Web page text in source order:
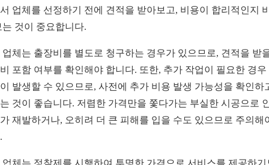
업체를 선정하기 전에 견적을 받아보고, 비용이 합리적인지
는 것이 중요합니다.
업체는 출장비를 별도로 청구하는 경우가 있으므로, 견적을 받
포함 여부를 확인해야 합니다. 또한, 추가 작업이 필요한 경우
발생할 수 있으므로, 사전에 추가 비용 발생 가능성을 확인하
것이 좋습니다. 저렴한 가격만을 쫓다가는 부실한 시공으로
재발하거나, 오히려 더 큰 피해를 입을 수도 있으므로 주의해
업체는 정찰제를 시행하여 투명한 가격으로 서비스를 제공하기